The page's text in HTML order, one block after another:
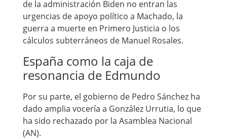
de la administración Biden no entran las
urgencias de apoyo político a Machado, la
guerra a muerte en Primero Justicia o los
cálculos subterráneos de Manuel Rosales.
España como la caja de
resonancia de Edmundo
Por su parte, el gobierno de Pedro Sánchez ha
dado amplia vocería a González Urrutia, lo que
ha sido rechazado por la Asamblea Nacional
(AN).